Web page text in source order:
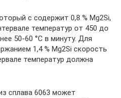
с содержит 0,8 % Mg2Si,
температур от 450 до
50-60 °С в минуту. Для
1,4 % Mg2Si скорость
температур должна
сплава 6063 может